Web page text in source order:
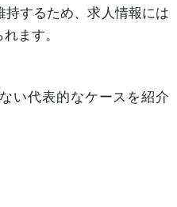
するため、求人情報には
ます。
い代表的なケースを紹介